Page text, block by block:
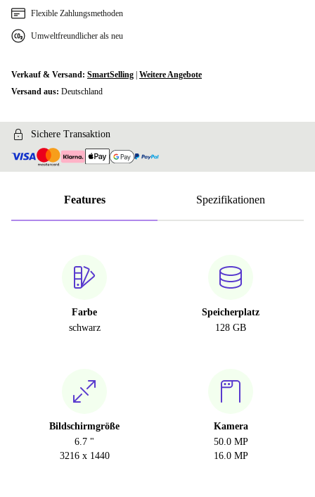
Flexible Zahlungsmethoden
Umweltfreundlicher als neu
Verkauf & Versand: SmartSelling Weitere Angebote
Versand aus: Deutschland
Sichere Transaktion
Features Spezifikationen
Farbe
schwarz
Speicherplatz
128 GB
Bildschirmgröße
6.7 "
3216 x 1440
Kamera
50.0 MP
16.0 MP